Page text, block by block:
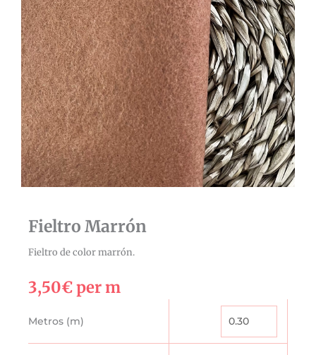
Fieltro Marrón
Fieltro de color marrón.
3,50€per m
Metros (m)
Marrón
cantidad